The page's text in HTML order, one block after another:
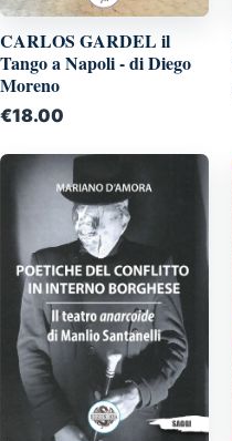
CARLOS GARDEL il
Tango a Napoli - di Diego
Moreno
€18.00